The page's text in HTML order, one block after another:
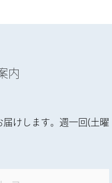
内
けします。週一回(土曜